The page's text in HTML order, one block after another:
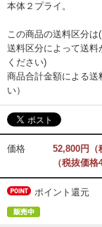
本体２プライ。
この商品の送料区分は
送料区分によって送料
ください)
商品合計金額による送
い）
価格
52,800円（
（税抜価
ポイント還元